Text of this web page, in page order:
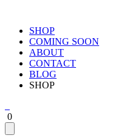
SHOP
COMING SOON
ABOUT
CONTACT
BLOG
SHOP
0